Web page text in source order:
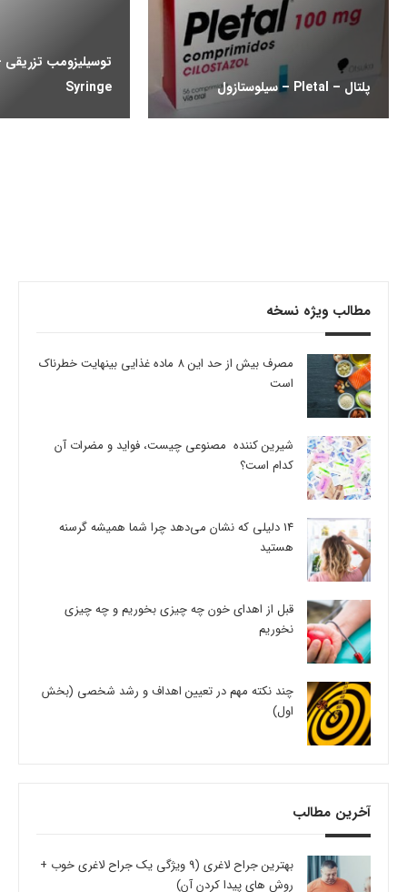
پلتال – Pletal – سیلوستازول Syringe
مطالب ویژه نسخه
مصرف بیش از حد این 8 ماده غذایی بینهایت خطرناک
است
شیرین کننده مصنوعی چیست، فواید و مضرات آن
کدام است؟
14 دلیلی که نشان می‌دهد چرا شما همیشه گرسنه
هستید
قبل از اهدای خون چه چیزی بخوریم و چه چیزی
نخوریم
چند نکته مهم در تعیین اهداف و رشد شخصی (بخش
اول)
آخرین مطالب
بهترین جراح لاغری (9 ویژگی یک جراح لاغری خوب +
روش های پیدا کردن آن)